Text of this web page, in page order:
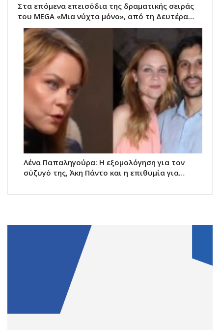
Στα επόμενα επεισόδια της δραματικής σειράς
του MEGA «Μια νύχτα μόνο», από τη Δευτέρα…
Λένα Παπαληγούρα: Η εξομολόγηση για τον
σύζυγό της, Άκη Πάντο και η επιθυμία για…